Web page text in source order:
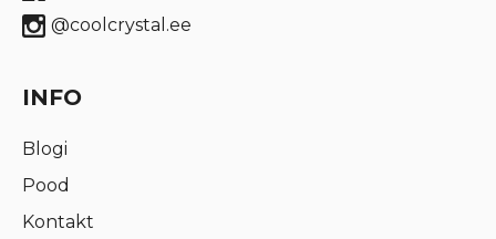
@coolcrystal.ee
INFO
Blogi
Pood
Kontakt